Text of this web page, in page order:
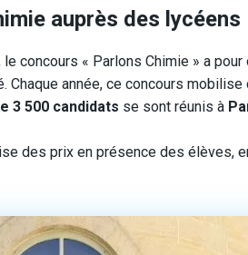
auprès des lycéens
le concours « Parlons Chimie » a
année, ce concours mobilise
3 500 candidats se sont réunis à
des prix en présence des élèves,